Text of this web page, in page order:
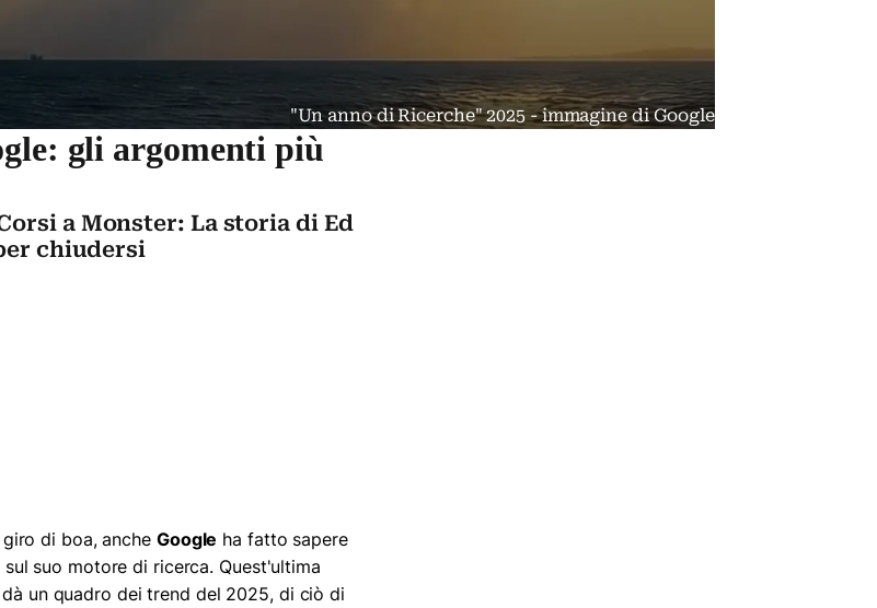
"Un anno di Ricerche" 2025 - immagine di Google
gli argomenti più
a Monster: La storia di Ed
chiudersi
di boa, anche Google ha fatto sapere
sul suo motore di ricerca. Quest'ultima
un quadro dei trend del 2025, di ciò di